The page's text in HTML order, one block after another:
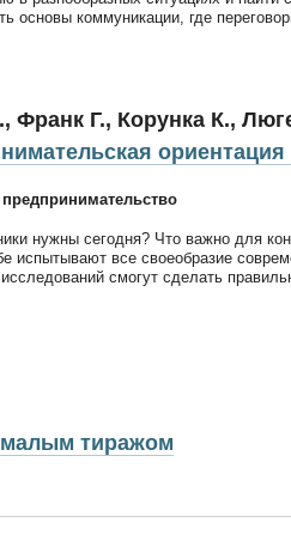
основы коммуникации, где
Франк Г., Корунка К.,
ориентация
нужны сегодня? Что важно для
испытывают все своеобразие
исследований смогут сделать
малым тиражом